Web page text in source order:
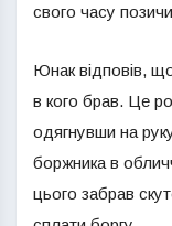
свого часу
Юнак відповів,
в кого брав. Це
одягнувши на
боржника в
цього забрав